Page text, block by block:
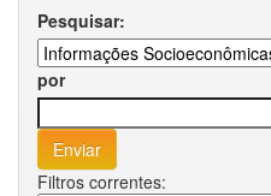
Pesquisar:
por
Filtros correntes: